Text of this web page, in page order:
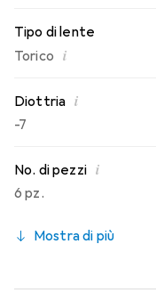
Tipo di lente
Torico i
Diottria i
-7
No. di pezzi i
6 pz.
Mostra di più